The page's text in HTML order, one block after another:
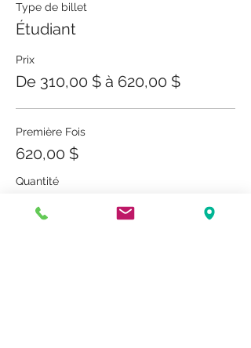
Type de billet
Étudiant
Prix
De 310,00 $ à 620,00 $
Première Fois
620,00 $
Quantité